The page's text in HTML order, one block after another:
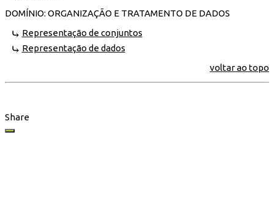
DOMÍNIO: ORGANIZAÇÃO E TRATAMENTO DE DADOS
Representação de conjuntos
Representação de dados
voltar ao topo
Share